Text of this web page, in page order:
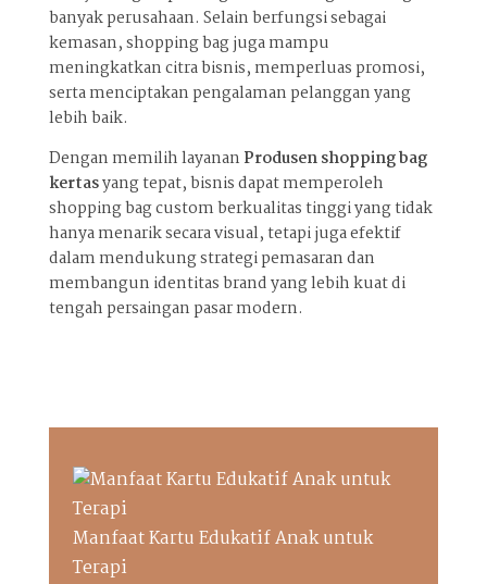
banyak perusahaan. Selain berfungsi sebagai
kemasan, shopping bag juga mampu
meningkatkan citra bisnis, memperluas promosi,
serta menciptakan pengalaman pelanggan yang
lebih baik.
Dengan memilih layanan Produsen shopping bag
kertasyang tepat, bisnis dapat memperoleh
shopping bag custom berkualitas tinggi yang tidak
hanya menarik secara visual, tetapi juga efektif
dalam mendukung strategi pemasaran dan
membangun identitas brand yang lebih kuat di
tengah persaingan pasar modern.
Manfaat Kartu Edukatif Anak untuk
Terapi